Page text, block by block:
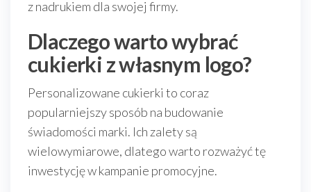
z nadrukiem dla swojej firmy.
Dlaczego warto wybrać
cukierki z własnym logo?
Personalizowane cukierki to coraz
popularniejszy sposób na budowanie
świadomości marki. Ich zalety są
wielowymiarowe, dlatego warto rozważyć tę
inwestycję w kampanie promocyjne.